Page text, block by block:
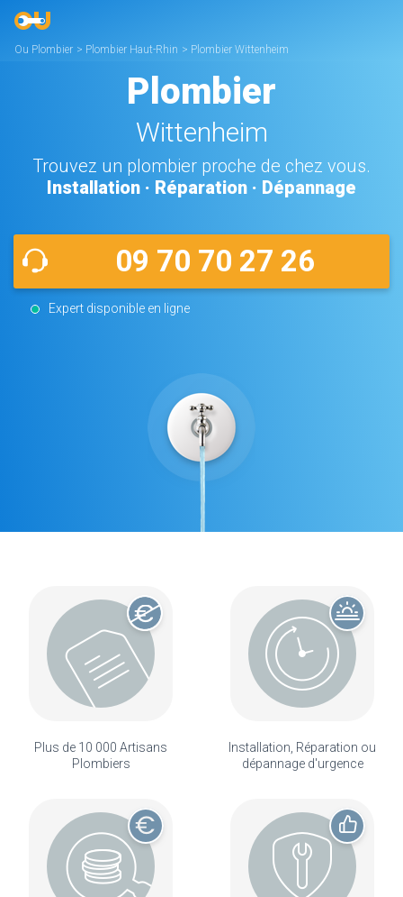
Ou Plombier > Plombier Haut-Rhin > Plombier Wittenheim
Plombier
Wittenheim
Trouvez un plombier proche de chez vous.
Installation · Réparation · Dépannage
09 70 70 27 26
Expert disponible en ligne
Plus de 10 000 Artisans
Plombiers
Installation, Réparation ou
dépannage d'urgence